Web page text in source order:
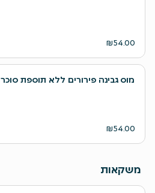
₪54.00
מוס גבינה פירורים ללא תוספת סוכר
₪54.00
משקאות